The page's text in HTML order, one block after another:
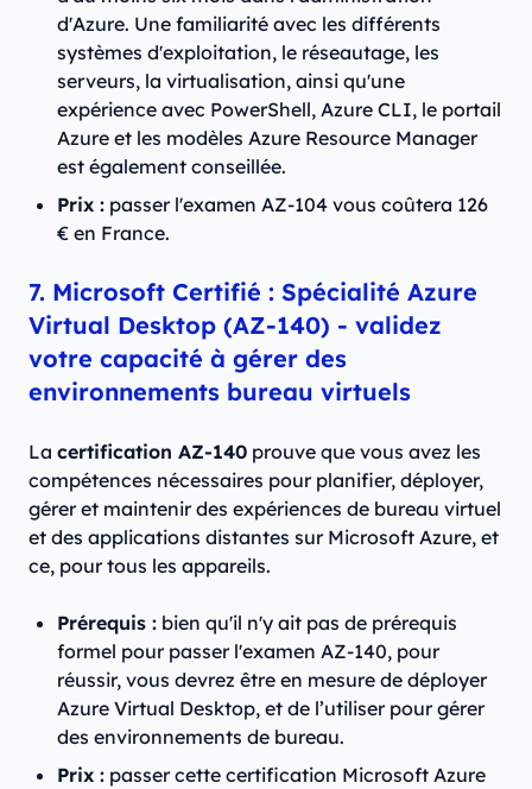
d'Azure. Une familiarité avec les différents
systèmes d'exploitation, le réseautage, les
serveurs, la virtualisation, ainsi qu'une
expérience avec PowerShell, Azure CLI, le portail
Azure et les modèles Azure Resource Manager
est également conseillée.
Prix : passer l'examen AZ-104 vous coûtera 126
€ en France.
7. Microsoft Certifié : Spécialité Azure
Virtual Desktop (AZ-140) - validez
votre capacité à gérer des
environnements bureau virtuels
La certification AZ-140 prouve que vous avez les
compétences nécessaires pour planifier, déployer,
gérer et maintenir des expériences de bureau virtuel
et des applications distantes sur Microsoft Azure, et
ce, pour tous les appareils.
Prérequis : bien qu'il n'y ait pas de prérequis
formel pour passer l'examen AZ-140, pour
réussir, vous devrez être en mesure de déployer
Azure Virtual Desktop, et de l’utiliser pour gérer
des environnements de bureau.
Prix : passer cette certification Microsoft Azure